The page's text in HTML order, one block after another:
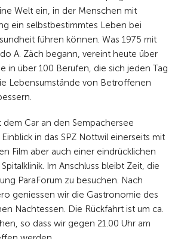
Welt ein, in der Menschen mit
ein selbstbestimmtes Leben bei
führen können. Was 1975 mit
A. Zäch begann, vereint heute über
in über 100 Berufen, die sich jeden Tag
Lebensumstände von Betroffenen
dem Car an den Sempachersee
in das SPZ Nottwil einerseits mit
Film aber auch einer eindrücklichen
Im Anschluss bleibt Zeit, die
ParaForum zu besuchen. Nach
geniessen wir die Gastronomie des
Nachtessen. Die Rückfahrt ist um ca.
so dass wir gegen 21.00 Uhr am